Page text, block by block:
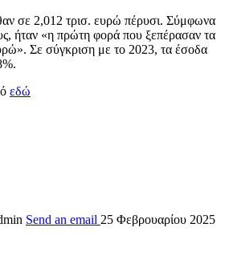
σε 2,012 τρισ. ευρώ πέρυσι. Σύμφωνα
ήταν «η πρώτη φορά που ξεπέρασαν τα
Σε σύγκριση με το 2023, τα έσοδα
εδώ
Send an email 25 Φεβρουαρίου 2025